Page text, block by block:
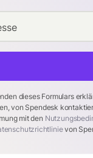
dieses Formulars
von Spendesk
mit den
von